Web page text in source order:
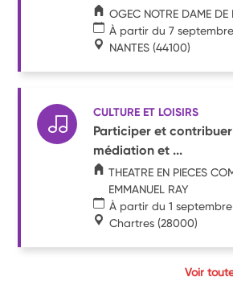
OGEC NOTRE DAME
À partir du 7
NANTES (44100)
CULTURE ET LOISIRS
Participer et
médiation et ...
THEATRE EN PIECES
EMMANUEL RAY
À partir du 1
Chartres (28000)
Voir